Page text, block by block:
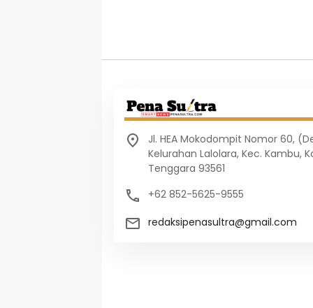
Jl. HEA Mokodompit Nomor 60,
Kelurahan Lalolara, Kec. Kambu,
Tenggara 93561
+62 852-5625-9555
redaksipenasultra@gmail.com